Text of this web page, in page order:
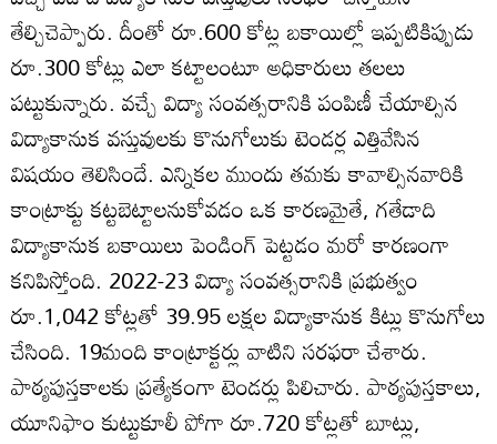
తేల్చిచెప్పారు. దీంతో రూ.600 కోట్ల బకాయిల్లో ఇప్పటికిప్పుడు
రూ.300 కోట్లు ఎలా కట్టాలంటూ అధికారులు తలలు
పట్టుకున్నారు. వచ్చే విద్యా సంవత్సరానికి పంపిణీ చేయాల్సిన
విద్యాకానుక వస్తువులకు కొనుగోలుకు టెండర్ల ఎత్తివేసిన
విషయం తెలిసిందే. ఎన్నికల ముందు తమకు కావాల్సినవారికి
కాంట్రాక్టు కట్టబెట్టాలనుకోవడం ఒక కారణమైతే, గతేడాది
విద్యాకానుక బకాయిలు పెండింగ్‌ పెట్టడం మరో కారణంగా
కనిపిస్తోంది. 2022-23 విద్యా సంవత్సరానికి ప్రభుత్వం
రూ.1,042 కోట్లతో 39.95 లక్షల విద్యాకానుక కిట్లు కొనుగోలు
చేసింది. 19మంది కాంట్రాక్టర్లు వాటిని సరఫరా చేశారు.
పాఠ్యపుస్తకాలకు ప్రత్యేకంగా టెండర్లు పిలిచారు. పాఠ్యపుస్తకాలు,
యూనిఫాం కుట్టుకూలీ పోగా రూ.720 కోట్లతో బూట్లు,